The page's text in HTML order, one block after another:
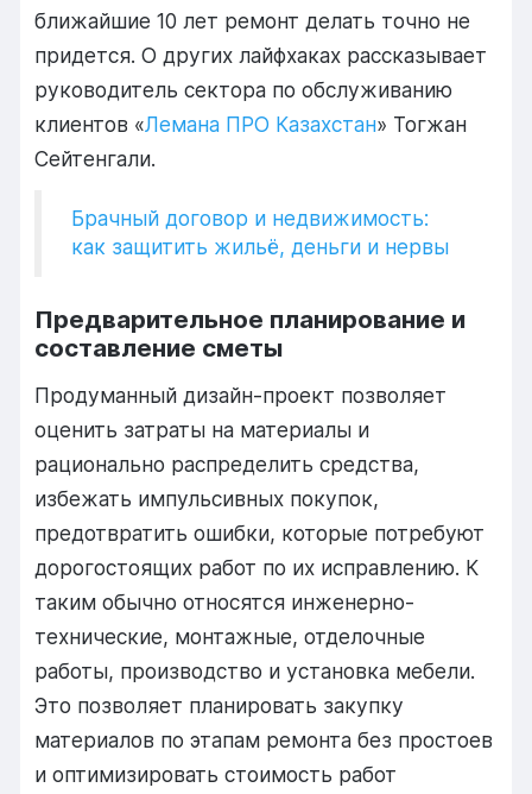
ближайшие 10 лет ремонт делать точно не
придется. О других лайфхаках рассказывает
руководитель сектора по обслуживанию
клиентов «Лемана ПРО Казахстан» Тогжан
Сейтенгали.
Брачный договор и недвижимость:
как защитить жильё, деньги и нервы
Предварительное планирование и
составление сметы
Продуманный дизайн-проект позволяет
оценить затраты на материалы и
рационально распределить средства,
избежать импульсивных покупок,
предотвратить ошибки, которые потребуют
дорогостоящих работ по их исправлению. К
таким обычно относятся инженерно-
технические, монтажные, отделочные
работы, производство и установка мебели.
Это позволяет планировать закупку
материалов по этапам ремонта без простоев
и оптимизировать стоимость работ